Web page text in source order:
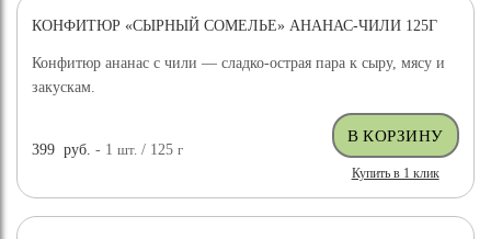
КОНФИТЮР «СЫРНЫЙ СОМЕЛЬЕ» АНАНАС-ЧИЛИ 125Г
Конфитюр ананас с чили — сладко-острая пара к сыру, мясу и
закускам.
399 руб. - 1шт. / 125г
Купить в 1 клик